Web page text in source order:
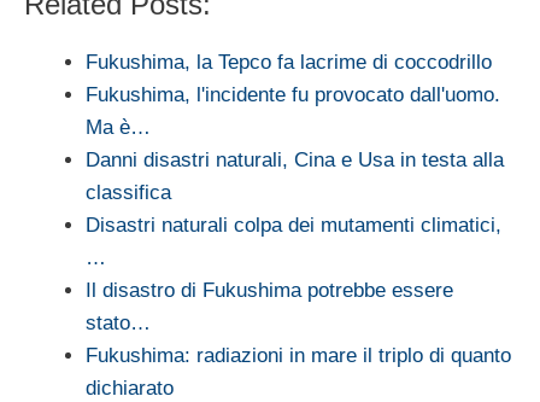
Fukushima, la Tepco fa lacrime di coccodrillo
Fukushima, l'incidente fu provocato dall'uomo.
Ma è…
Danni disastri naturali, Cina e Usa in testa alla
classifica
Disastri naturali colpa dei mutamenti climatici,
…
Il disastro di Fukushima potrebbe essere
stato…
Fukushima: radiazioni in mare il triplo di quanto
dichiarato